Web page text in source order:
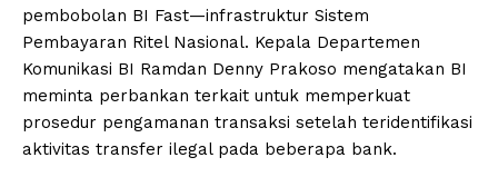
pembobolan BI Fast—infrastruktur Sistem
Pembayaran Ritel Nasional. Kepala Departemen
Komunikasi BI Ramdan Denny Prakoso mengatakan BI
meminta perbankan terkait untuk memperkuat
prosedur pengamanan transaksi setelah teridentifikasi
aktivitas transfer ilegal pada beberapa bank.